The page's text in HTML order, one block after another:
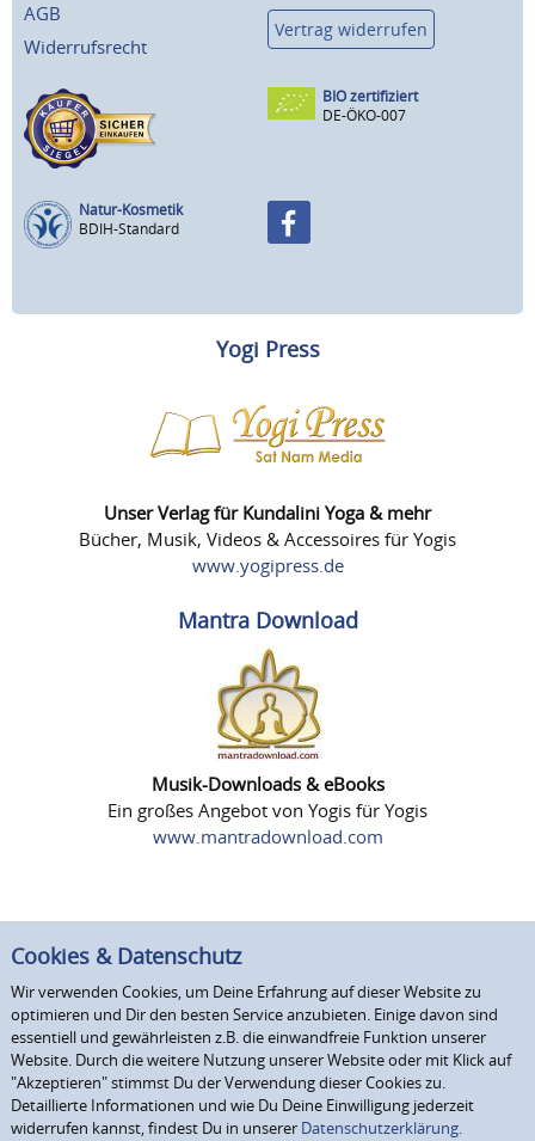
AGB
Widerrufsrecht
Vertrag widerrufen
BIO zertifiziert
DE-ÖKO-007
Natur-Kosmetik
BDIH-Standard
Yogi Press
Unser Verlag für Kundalini Yoga & mehr
Bücher, Musik, Videos & Accessoires für Yogis
www.yogipress.de
Mantra Download
Musik-Downloads & eBooks
Ein großes Angebot von Yogis für Yogis
www.mantradownload.com
Cookies & Datenschutz
Wir verwenden Cookies, um Deine Erfahrung auf dieser Website zu
optimieren und Dir den besten Service anzubieten. Einige davon sind
essentiell und gewährleisten z.B. die einwandfreie Funktion unserer
Website. Durch die weitere Nutzung unserer Website oder mit Klick auf
"Akzeptieren" stimmst Du der Verwendung dieser Cookies zu.
Detaillierte Informationen und wie Du Deine Einwilligung jederzeit
widerrufen kannst, findest Du in unserer Datenschutzerklärung.